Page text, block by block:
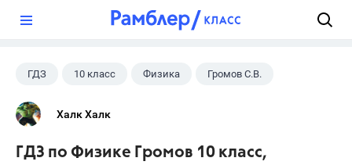
ГДЗ 10 класс Физика Громов С.В.
Халк Халк
ГДЗ по Физике Громов 10 класс,